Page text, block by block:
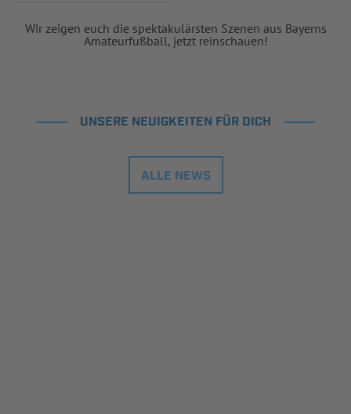
Wir zeigen euch die spektakulärsten Szenen aus Bayerns
Amateurfußball, jetzt reinschauen!
UNSERE NEUIGKEITEN FÜR DICH
ALLE NEWS